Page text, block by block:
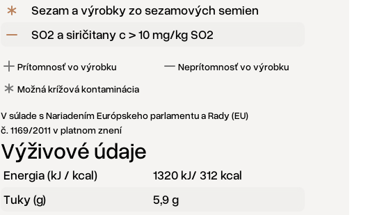
Sezam a výrobky zo sezamových semien
SO2 a siričitany c > 10 mg/kg SO2
Prítomnosť vo výrobku
Neprítomnosť vo výrobku
Možná krížová kontaminácia
V súlade s Nariadením Európskeho parlamentu a Rady (EU)
č. 1169/2011 v platnom znení
Výživové údaje
Energia (kJ / kcal)
1320 kJ/ 312 kcal
Tuky (g)
5,9 g